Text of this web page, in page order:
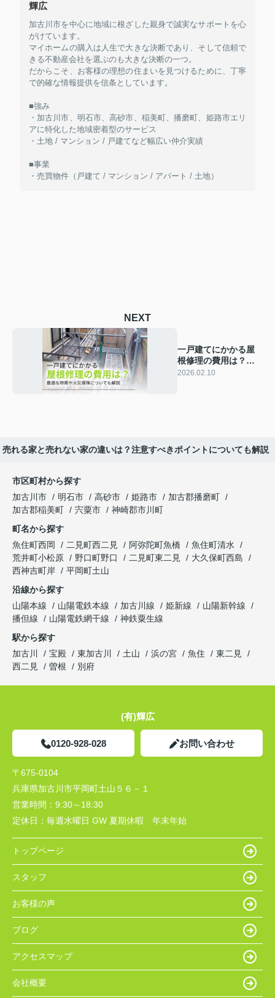
輝広
加古川市を中心に地域に根ざした親身で誠実なサポートを心
がけています。
マイホームの購入は人生で大きな決断であり、そして信頼で
きる不動産会社を選ぶのも大きな決断の一つ。
だからこそ、お客様の理想の住まいを見つけるために、丁寧
で的確な情報提供を信条としています。
■強み
・加古川市、明石市、高砂市、稲美町、播磨町、姫路市エリ
アに特化した地域密着型のサービス
・土地 / マンション / 戸建てなど幅広い仲介実績
■事業
・売買物件（戸建て / マンション / アパート / 土地）
NEXT
一戸建てにかかる屋
根修理の費用は？最
適な時期や火災保険
2026.02.10
売れる家と売れない家の違いは？注意すべきポイントについても解説
市区町村から探す
加古川市
明石市 高砂市 姫路市
加古郡播磨町
加古郡稲美町
宍粟市
神崎郡市川町
町名から探す
魚住町西岡
二見町西二見 阿弥陀町魚橋
魚住町清水
荒井町小松原
野口町野口 二見町東二見
大久保町西島
西神吉町岸
平岡町土山
沿線から探す
山陽本線
山陽電鉄本線 加古川線 姫新線
山陽新幹線
播但線
山陽電鉄網干線
神鉄粟生線
駅から探す
加古川
宝殿 東加古川 土山 浜の宮 魚住
東二見
西二見
曽根 別府
(有)輝広
0120-928-028 お問い合わせ
〒675-0104
兵庫県加古川市平岡町土山５６－１
営業時間： 9:30～18:30
定休日： 毎週水曜日 GW 夏期休暇 年末年始
トップページ
スタッフ
お客様の声
ブログ
アクセスマップ
会社概要